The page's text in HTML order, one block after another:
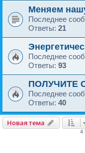
Меняем
Последнее
Ответы: 21
Последнее
Ответы: 93
ПОЛУЧИТЕ
Последнее
Ответы: 40
Новая тема
4